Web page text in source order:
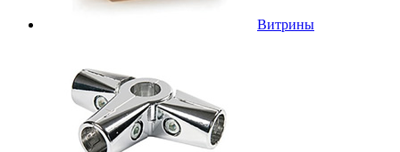
Витрины